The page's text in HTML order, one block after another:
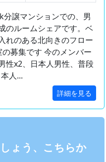
譲マンションでの、男
のルームシェアです。ベ
れのある北向きのフロー
の募集です 今のメンバー
性x2、日本人男性、普段
人...
詳細を見る
ょう、こちらか